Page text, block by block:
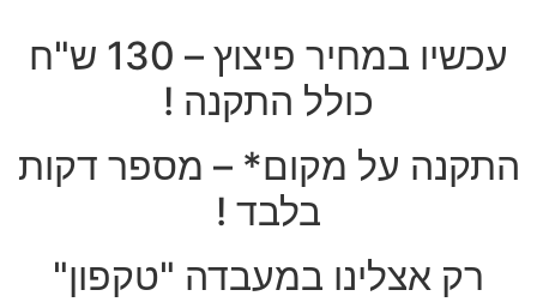
עכשיו במחיר פיצוץ – 130 ש"ח
כולל התקנה !
התקנה על מקום* – מספר דקות
בלבד !
רק אצלינו במעבדה "טקפון"